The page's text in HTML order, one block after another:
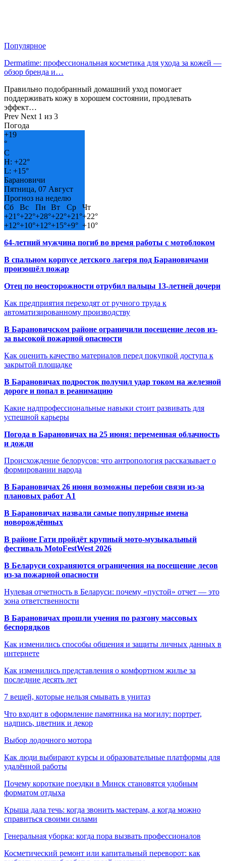
Популярное
Dermatime: профессиональная косметика для ухода за кожей —
обзор бренда и…
Правильно подобранный домашний уход помогает
поддерживать кожу в хорошем состоянии, продлевать
эффект…
Prev Next 1 из 3
Погода
+19
°
C
H: +22°
L: +15°
Барановичи
Пятница, 07 Август
Прогноз на неделю
Сб
Вс Пн Вт Ср
Чт
+21°+22°+28°+22°+21°+22°
+12°+10°+12°+15°+9° +10°
64-летний мужчина погиб во время работы с мотоблоком
В спальном корпусе детского лагеря под Барановичами
произошёл пожар
Отец по неосторожности отрубил пальцы 13-летней дочери
Как предприятия переходят от ручного труда к
автоматизированному производству
В Барановичском районе ограничили посещение лесов из-
за высокой пожарной опасности
Как оценить качество материалов перед покупкой доступа к
закрытой площадке
В Барановичах подросток получил удар током на железной
дороге и попал в реанимацию
Какие надпрофессиональные навыки стоит развивать для
успешной карьеры
Погода в Барановичах на 25 июня: переменная облачность
и дожди
Происхождение белорусов: что антропология рассказывает о
формировании народа
В Барановичах 26 июня возможны перебои связи из-за
плановых работ A1
В Барановичах назвали самые популярные имена
новорождённых
В районе Гати пройдёт крупный мото-музыкальный
фестиваль MotoFestWest 2026
В Беларуси сохраняются ограничения на посещение лесов
из-за пожарной опасности
Нулевая отчетность в Беларуси: почему «пустой» отчет — это
зона ответственности
В Барановичах прошли учения по разгону массовых
беспорядков
Как изменились способы общения и защиты личных данных в
интернете
Как изменились представления о комфортном жилье за
последние десять лет
7 вещей, которые нельзя смывать в унитаз
Что входит в оформление памятника на могилу: портрет,
надпись, цветник и декор
Выбор лодочного мотора
Как люди выбирают курсы и образовательные платформы для
удалённой работы
Почему короткие поездки в Минск становятся удобным
форматом отдыха
Крыша дала течь: когда звонить мастерам, а когда можно
справиться своими силами
Генеральная уборка: когда пора вызвать профессионалов
Косметический ремонт или капитальный переворот: как